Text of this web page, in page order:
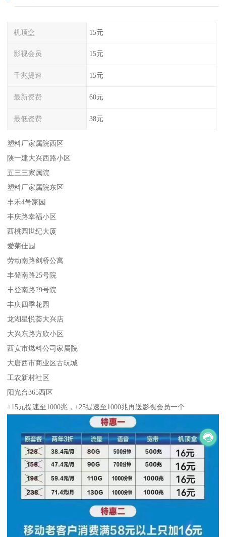
机顶盒 15元
影视会员 15元
千兆提速 15元
最新资费 60元
最低资费 38元
塑料厂家属院西区
陕一建大兴西路小区
五三三家属院
塑料厂家属院东区
丰禾4号家园
丰庆路幸福小区
西桃园世纪大厦
爱菊佳园
劳动南路剑桥公寓
丰登南路25号院
丰登南路29号院
丰庆四季花园
龙湖星悦荟大兴店
大兴东路方欣小区
西安市燃料公司家属院
大唐西市商业区古玩城
工农新村社区
阳光台365西区
+15元提速至1000兆，+25提速至1000兆再送影视会员一个